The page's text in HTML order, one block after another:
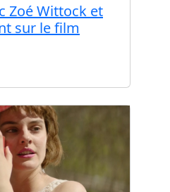
Zoé Wittock et
sur le film